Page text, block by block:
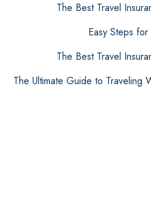
100
The Best Travel
The Best Travel
The Ultimate Guide to Traveling